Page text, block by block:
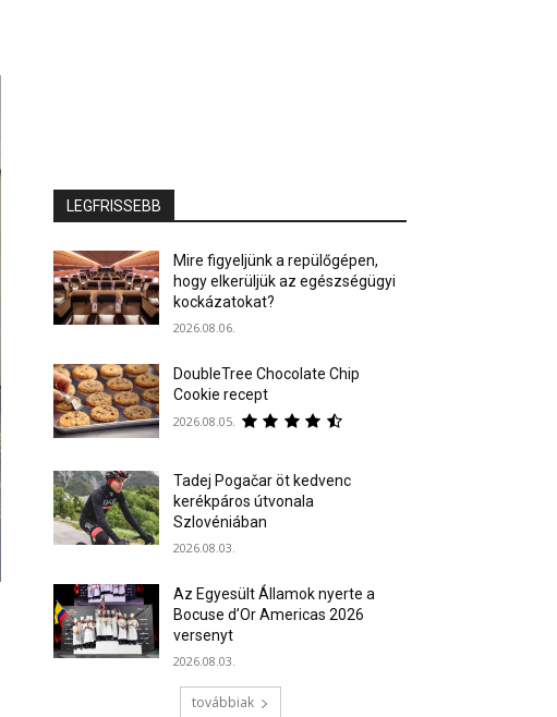
LEGFRISSEBB
Mire figyeljünk a repülőgépen,
hogy elkerüljük az egészségügyi
kockázatokat?
2026.08.06.
DoubleTree Chocolate Chip
Cookie recept
2026.08.05.
Tadej Pogačar öt kedvenc
kerékpáros útvonala
Szlovéniában
2026.08.03.
Az Egyesült Államok nyerte a
Bocuse d’Or Americas 2026
versenyt
2026.08.03.
továbbiak